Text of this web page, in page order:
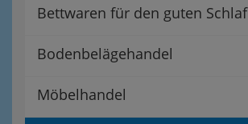
Bettwaren für den guten Schlaf
Bodenbelägehandel
Möbelhandel